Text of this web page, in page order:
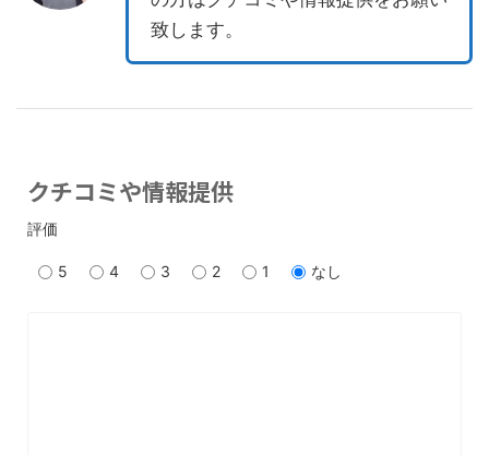
致します。
クチコミや情報提供
評価
5 4 3 2 1 なし